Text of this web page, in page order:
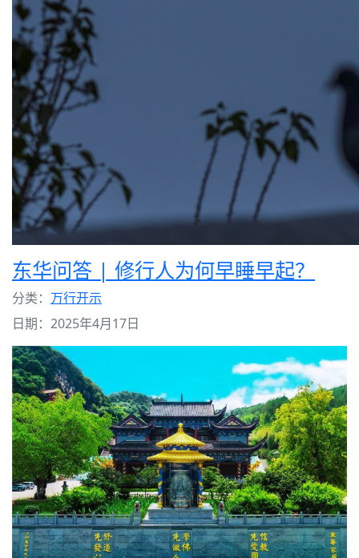
东华问答 | 修行人为何早睡早起？
分类： 万行开示
日期：2025年4月17日